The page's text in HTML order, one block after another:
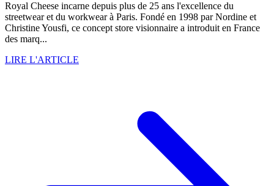
Royal Cheese incarne depuis plus de 25 ans l'excellence du
streetwear et du workwear à Paris. Fondé en 1998 par Nordine et
Christine Yousfi, ce concept store visionnaire a introduit en France
des marq...
LIRE L'ARTICLE